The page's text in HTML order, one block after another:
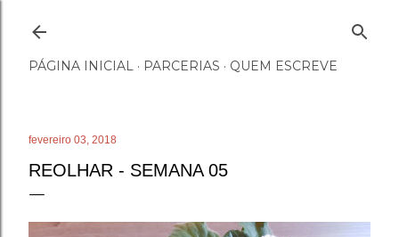
PÁGINA INICIAL PARCERIAS QUEM ESCREVE
fevereiro 03, 2018
REOLHAR - SEMANA 05